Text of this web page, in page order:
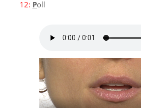
12: Poll